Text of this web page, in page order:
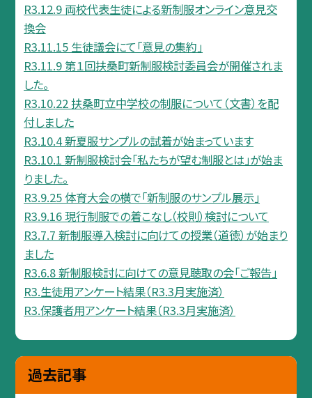
R3.12.9 両校代表生徒による新制服オンライン意見交
換会
R3.11.15 生徒議会にて「意見の集約」
R3.11.9 第１回扶桑町新制服検討委員会が開催されま
した。
R3.10.22 扶桑町立中学校の制服について（文書）を配
付しました
R3.10.4 新夏服サンプルの試着が始まっています
R3.10.1 新制服検討会「私たちが望む制服とは」が始ま
りました。
R3.9.25 体育大会の横で「新制服のサンプル展示」
R3.9.16 現行制服での着こなし（校則）検討について
R3.7.7 新制服導入検討に向けての授業（道徳）が始まり
ました
R3.6.8 新制服検討に向けての意見聴取の会「ご報告」
R3.生徒用アンケート結果（R3.3月実施済）
R3.保護者用アンケート結果（R3.3月実施済）
過去記事